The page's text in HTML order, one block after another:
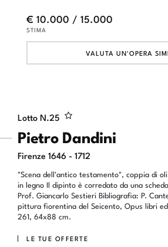
Lotto N.25
Pietro Dandini
Firenze 1646 - 1712
"Scena dell'antico testamento", coppia di
in legno Il dipinto è corredato da una
Prof. Giancarlo Sestieri Bibliografia: P.
pittura fiorentina del Seicento, Opus libri
261, 64x88 cm.
LE TUE OFFERTE
€ 10.000 / 15.000
STIMA
VALUTA UN'OPERA